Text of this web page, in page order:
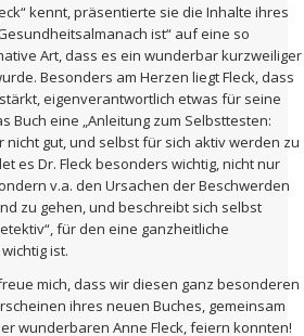
kennt, präsentierte sie die Inhalte ihres
ist“ auf eine so
Art, dass es ein wunderbar kurzweiliger
Besonders am Herzen liegt Fleck, dass
eigenverantwortlich etwas für seine
Buch eine „Anleitung zum Selbsttesten:
gut, und selbst für sich aktiv werden zu
es Dr. Fleck besonders wichtig, nicht nur
v.a. den Ursachen der Beschwerden
zu gehen, und beschreibt sich selbst
für den eine ganzheitliche
ist.
mich, dass wir diesen ganz besonderen
ihres neuen Buches, gemeinsam
wunderbaren Anne Fleck, feiern konnten!